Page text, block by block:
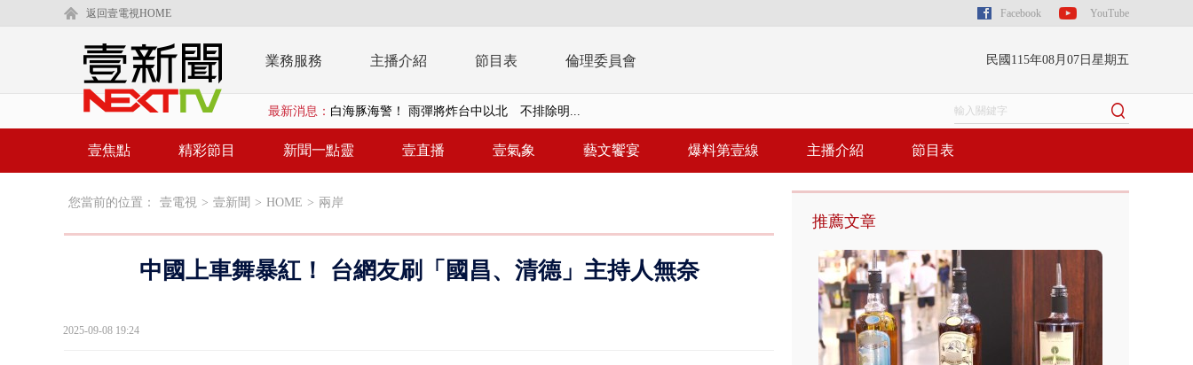
返回壹電視HOME Facebook YouTube
業務服務 主播介紹 節目表 倫理委員會 民國115年08月07日星期五
最新消息： 沖繩機場航班取消！ 滯留旅客「拚手速」搶...
泰國傳嚴重校園槍擊！ 14歲槍手開火釀多師...
壹焦點 精彩節目 新聞一點靈 壹直播 壹氣象 藝文饗宴 爆料第壹線 主播介紹 節目表
您當前的位置： 壹電視 > 壹新聞 > HOME > 兩岸
中國上車舞暴紅！ 台網友刷「國昌、清德」主持人無奈
2025-09-08 19:24
推薦文章